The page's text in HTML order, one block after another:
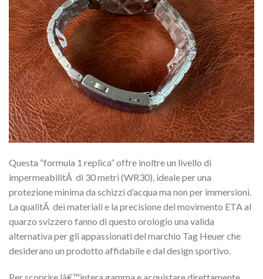
Questa “formula 1 replica” offre inoltre un livello di
impermeabilitÃ di 30 metri (WR30), ideale per una
protezione minima da schizzi d’acqua ma non per immersioni.
La qualitÃ dei materiali e la precisione del movimento ETA al
quarzo svizzero fanno di questo orologio una valida
alternativa per gli appassionati del marchio Tag Heuer che
desiderano un prodotto affidabile e dal design sportivo.